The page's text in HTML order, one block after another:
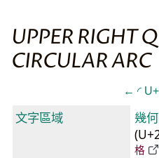
UPPER RIGHT
CIRCULAR ARC
← ◜
文字區域
幾
格